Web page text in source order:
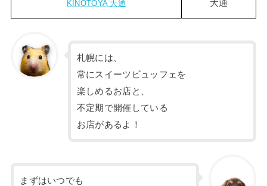
KINOTOYA 大通 大通
札幌には、
常にスイーツビュッフェを
楽しめるお店と、
不定期で開催している
お店があるよ！
まずはいつでも